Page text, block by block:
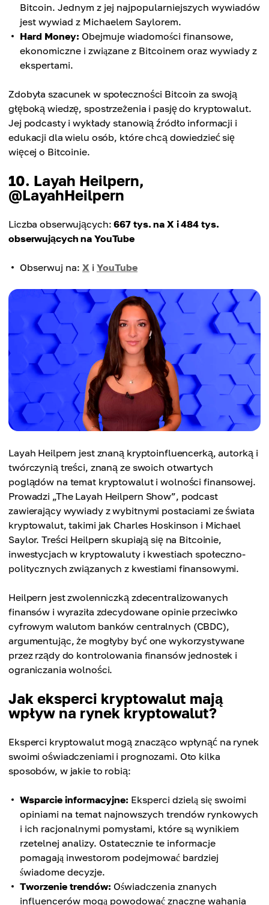
Bitcoin. Jednym z jej najpopularniejszych wywiadów
jest wywiad z Michaelem Saylorem.
Hard Money: Obejmuje wiadomości finansowe,
ekonomiczne i związane z Bitcoinem oraz wywiady z
ekspertami.
Zdobyła szacunek w społeczności Bitcoin za swoją
głęboką wiedzę, spostrzeżenia i pasję do kryptowalut.
Jej podcasty i wykłady stanowią źródło informacji i
edukacji dla wielu osób, które chcą dowiedzieć się
więcej o Bitcoinie.
10. Layah Heilpern,
@LayahHeilpern
Liczba obserwujących:667 tys. na X i 484 tys.
obserwujących na YouTube
Obserwuj na: X i YouTube
Layah Heilpern jest znaną kryptoinfluencerką, autorką i
twórczynią treści, znaną ze swoich otwartych
poglądów na temat kryptowalut i wolności finansowej.
Prowadzi „The Layah Heilpern Show”, podcast
zawierający wywiady z wybitnymi postaciami ze świata
kryptowalut, takimi jak Charles Hoskinson i Michael
Saylor. Treści Heilpern skupiają się na Bitcoinie,
inwestycjach w kryptowaluty i kwestiach społeczno-
politycznych związanych z kwestiami finansowymi.
Heilpern jest zwolenniczką zdecentralizowanych
finansów i wyraziła zdecydowane opinie przeciwko
cyfrowym walutom banków centralnych (CBDC),
argumentując, że mogłyby być one wykorzystywane
przez rządy do kontrolowania finansów jednostek i
ograniczania wolności.
Jak eksperci kryptowalut mają
wpływ na rynek kryptowalut?
Eksperci kryptowalut mogą znacząco wpłynąć na rynek
swoimi oświadczeniami i prognozami. Oto kilka
sposobów, w jakie to robią:
Wsparcie informacyjne: Eksperci dzielą się swoimi
opiniami na temat najnowszych trendów rynkowych
i ich racjonalnymi pomysłami, które są wynikiem
rzetelnej analizy. Ostatecznie te informacje
pomagają inwestorom podejmować bardziej
świadome decyzje.
Tworzenie trendów: Oświadczenia znanych
influencerów mogą powodować znaczne wahania